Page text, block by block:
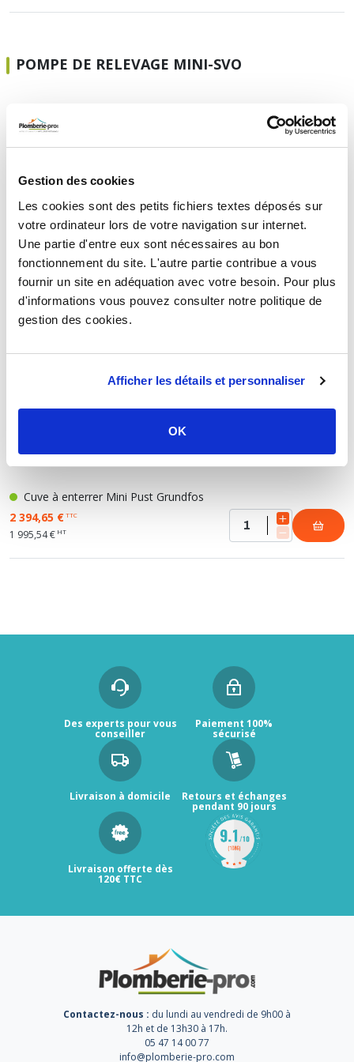
Gestion des cookies
Les cookies sont des petits fichiers textes déposés sur
votre ordinateur lors de votre navigation sur internet.
Une partie d'entre eux sont nécessaires au bon
fonctionnement du site. L'autre partie contribue a vous
fournir un site en adéquation avec votre besoin. Pour plus
d'informations vous pouvez consulter notre politique de
gestion des cookies.
Afficher les détails et personnaliser
OK
POMPE DE RELEVAGE MINI-SVO
Pompe submersible pour eaux usées inox 750W
avec interrupteur à flotteur
STATION DE RELEVAGE DES EAUX USÉES ET
CHARGÉES FEKAFOS ENTER JELTY
Station de relevage des eaux usées et chargées
Fekafos Enter Jelty
2 176,54 €
Cuve à enterrer Mini Pust Grundfos
2 394,65 €TTC
1 995,54 € HT
Des experts pour vous
conseiller
Paiement 100%
sécurisé
Livraison à domicile Retours et échanges
pendant 90 jours
Livraison offerte dès
120€ TTC
Contactez-nous : du lundi au vendredi de 9h00 à
12h et de 13h30 à 17h.
05 47 14 00 77
info@plomberie-pro.com